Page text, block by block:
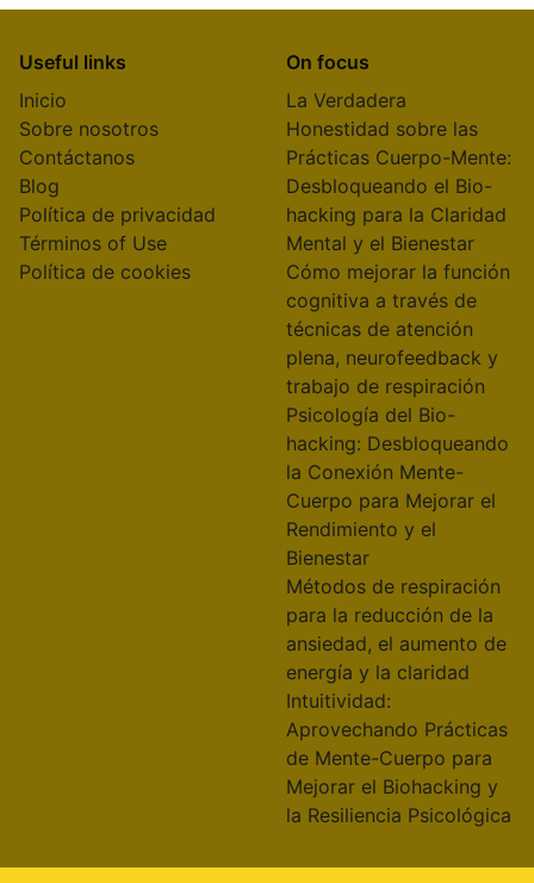
Useful links
Inicio
Sobre nosotros
Contáctanos
Blog
Política de privacidad
Términos of Use
Política de cookies
On focus
La Verdadera
Honestidad sobre las
Prácticas Cuerpo-Mente:
Desbloqueando el Bio-
hacking para la Claridad
Mental y el Bienestar
Cómo mejorar la función
cognitiva a través de
técnicas de atención
plena, neurofeedback y
trabajo de respiración
Psicología del Bio-
hacking: Desbloqueando
la Conexión Mente-
Cuerpo para Mejorar el
Rendimiento y el
Bienestar
Métodos de respiración
para la reducción de la
ansiedad, el aumento de
energía y la claridad
Intuitividad:
Aprovechando Prácticas
de Mente-Cuerpo para
Mejorar el Biohacking y
la Resiliencia Psicológica